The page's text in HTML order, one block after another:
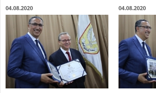
04.08.2020 04.08.2020